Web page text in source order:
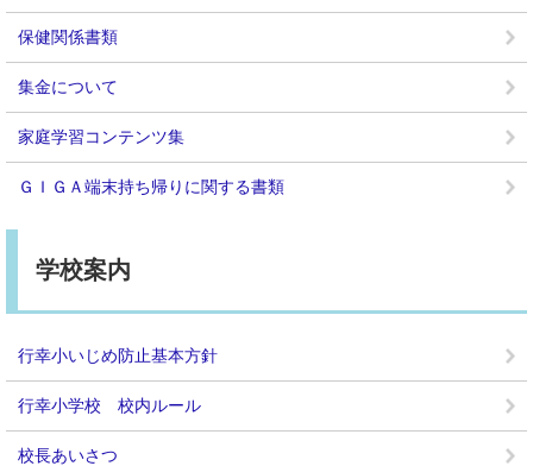
保健関係書類
集金について
家庭学習コンテンツ集
ＧＩＧＡ端末持ち帰りに関する書類
学校案内
行幸小いじめ防止基本方針
行幸小学校 校内ルール
校長あいさつ